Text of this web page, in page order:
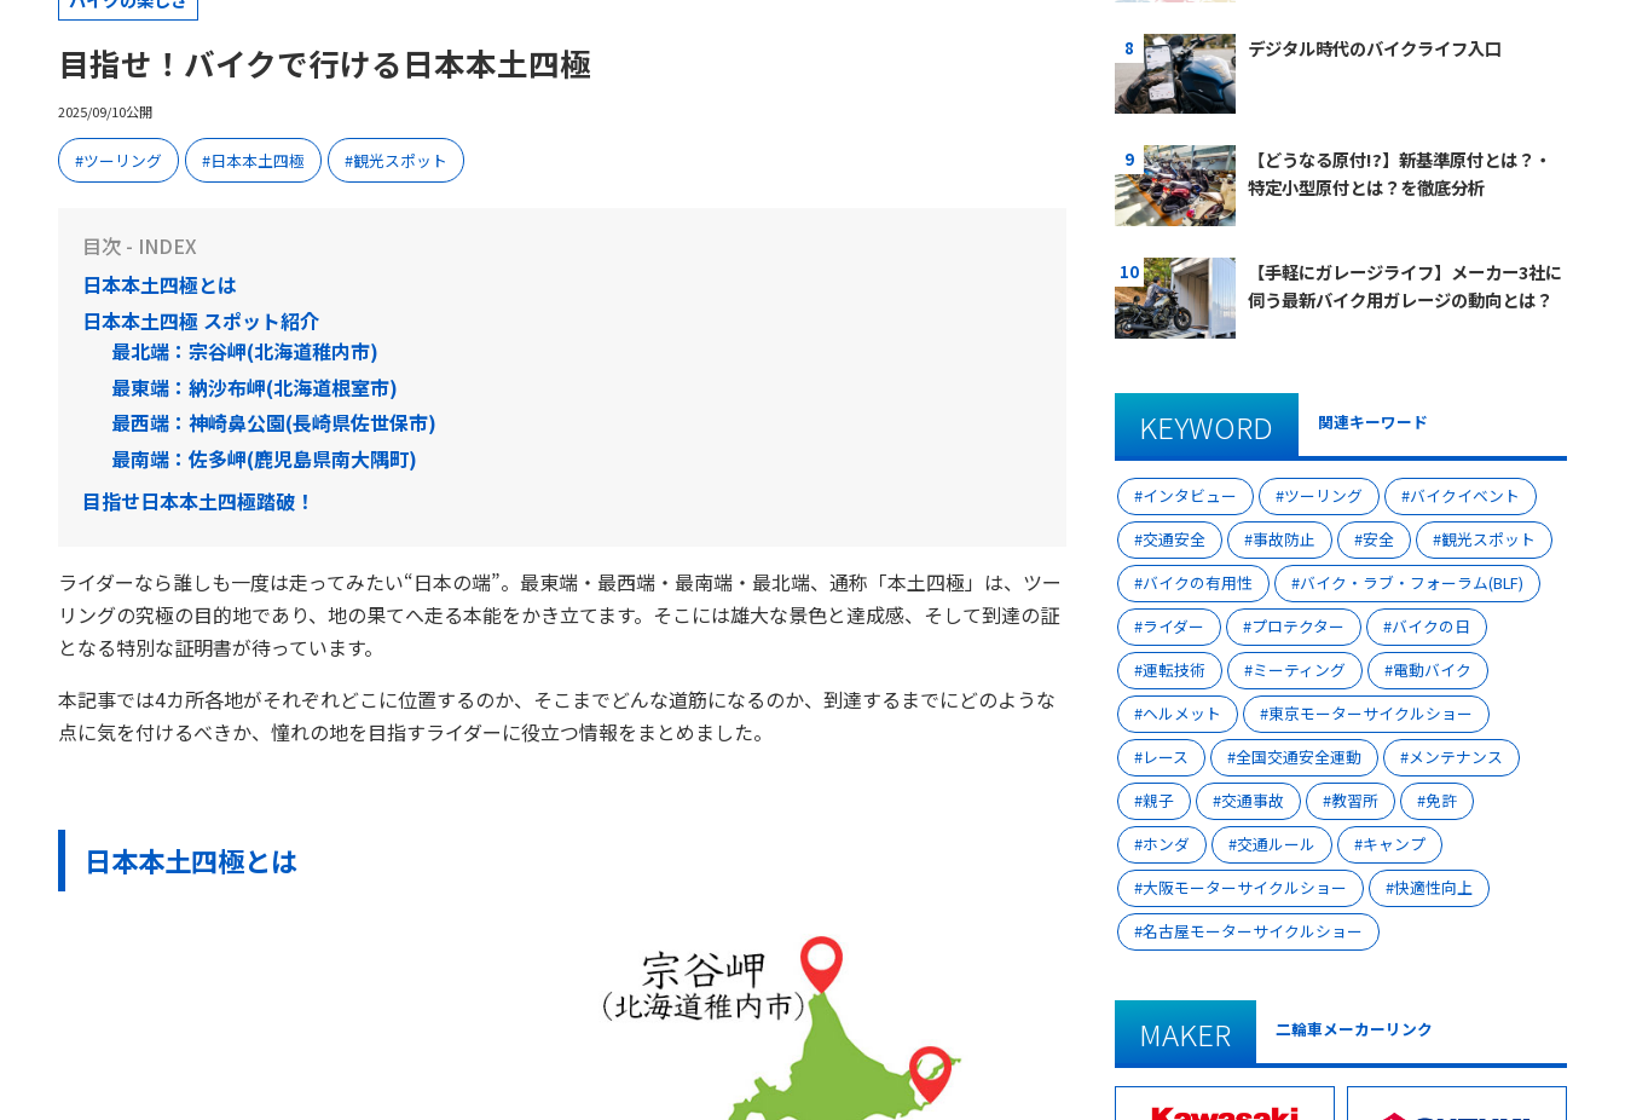
目指せ！バイクで行ける日本本土四極
2025/09/10公開
ツーリング 日本本土四極 観光スポット
目次 - INDEX
日本本土四極とは
日本本土四極 スポット紹介
最北端：宗谷岬(北海道稚内市)
最東端：納沙布岬(北海道根室市)
最西端：神崎鼻公園(長崎県佐世保市)
最南端：佐多岬(鹿児島県南大隅町)
目指せ日本本土四極踏破！
ライダーなら誰しも一度は走ってみたい“日本の端”。最東端・最西端・最南端・最北端、通称「本土四極」は、ツー
リングの究極の目的地であり、地の果てへ走る本能をかき立てます。そこには雄大な景色と達成感、そして到達の証
となる特別な証明書が待っています。
本記事では4カ所各地がそれぞれどこに位置するのか、そこまでどんな道筋になるのか、到達するまでにどのような
点に気を付けるべきか、憧れの地を目指すライダーに役立つ情報をまとめました。
日本本土四極とは
デジタル時代のバイクライフ入口
【どうなる原付!?】新基準原付とは？・
特定小型原付とは？を徹底分析
【手軽にガレージライフ】メーカー3社に
伺う最新バイク用ガレージの動向とは？
KEYWORD 関連キーワード
インタビュー ツーリング
バイクイベント
交通安全
事故防止 安全
観光スポット
バイクの有用性
バイク・ラブ・フォーラム(BLF)
ライダー
プロテクター
バイクの日
運転技術
ミーティング
電動バイク
ヘルメット
東京モーターサイクルショー
レース
全国交通安全運動
メンテナンス
親子
交通事故 教習所
免許
ホンダ
交通ルール
キャンプ
大阪モーターサイクルショー
快適性向上
名古屋モーターサイクルショー
MAKER 二輪車メーカーリンク